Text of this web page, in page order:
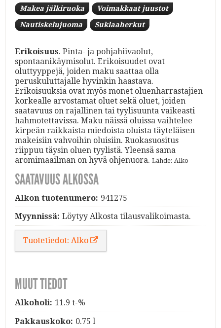
Makea jälkiruoka Voimakkaat juustot
Nautiskelujuoma Suklaaherkut
Erikoisuus. Pinta- ja pohjahiivaolut,
spontaanikäymisolut. Erikoisuudet ovat
oluttyyppejä, joiden maku saattaa olla
peruskuluttajalle hyvinkin haastava.
Erikoisuuksia ovat myös monet oluenharrastajien
korkealle arvostamat oluet sekä oluet, joiden
saatavuus on rajallinen tai tyylisuunta vaikeasti
hahmotettavissa. Maku näissä oluissa vaihtelee
kirpeän raikkaista miedoista oluista täyteläisen
makeisiin vahvoihin oluisiin. Ruokasuositus
riippuu täysin oluen tyylistä. Yleensä sama
aromimaailman on hyvä ohjenuora. Lähde: Alko
SAATAVUUS ALKOSSA
Alkon tuotenumero: 941275
Myynnissä: Löytyy Alkosta tilausvalikoimasta.
Tuotetiedot: Alko
MUUT TIEDOT
Alkoholi: 11.9 t-%
Pakkauskoko: 0.75 l